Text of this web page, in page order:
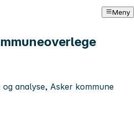
Meny
analyse, Asker kommune